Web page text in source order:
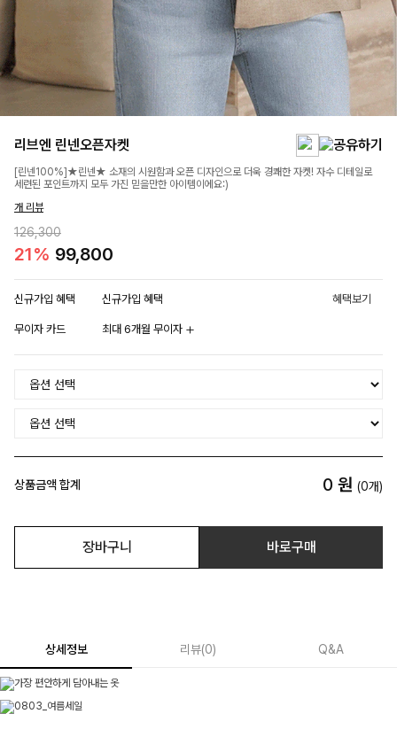
리브엔 린넨오픈자켓
[린넨100%]★린넨★ 소재의 시원함과 오픈 디자인으로 더욱 경쾌한 자켓! 자수 디테일로
세련된 포인트까지 모두 가진 믿을만한 아이템이에요:)
개 리뷰
126,300
21% 99,800
신규가입 혜택 신규가입 혜택 혜택보기
무이자 카드 최대 6개월 무이자
상품금액 합계 0 원 (0개)
장바구니 바로구매
상세정보 리뷰(0) Q&A